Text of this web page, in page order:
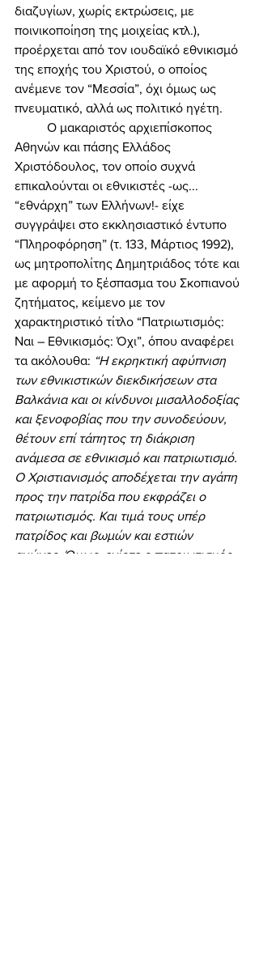
διαζυγίων, χωρίς εκτρώσεις, με
ποινικοποίηση της μοιχείας κτλ.),
προέρχεται από τον ιουδαϊκό εθνικισμό
της εποχής του Χριστού, ο οποίος
ανέμενε τον “Μεσσία”, όχι όμως ως
πνευματικό, αλλά ως πολιτικό ηγέτη.
Αθηνών και πάσης Ελλάδος
Χριστόδουλος, τον οποίο συχνά
επικαλούνται οι εθνικιστές -ως...
“εθνάρχη” των Ελλήνων!- είχε
συγγράψει στο εκκλησιαστικό έντυπο
“Πληροφόρηση” (τ. 133, Μάρτιος 1992),
ως μητροπολίτης Δημητριάδος τότε και
με αφορμή το ξέσπασμα του Σκοπιανού
ζητήματος, κείμενο με τον
χαρακτηριστικό τίτλο “Πατριωτισμός:
Ναι – Εθνικισμός: Όχι”, όπου αναφέρει
τα ακόλουθα: “Η εκρηκτική αφύπνιση
των εθνικιστικών διεκδικήσεων στα
Βαλκάνια και οι κίνδυνοι μισαλλοδοξίας
και ξενοφοβίας που την συνοδεύουν,
θέτουν επί τάπητος τη διάκριση
ανάμεσα σε εθνικισμό και πατριωτισμό.
Ο Χριστιανισμός αποδέχεται την αγάπη
προς την πατρίδα που εκφράζει ο
πατριωτισμός. Και τιμά τους υπέρ
πατρίδος και βωμών και εστιών
αγώνες. Όμως, ενίοτε ο πατριωτισμός